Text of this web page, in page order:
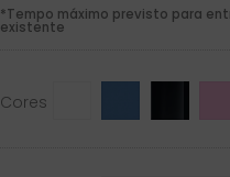
*Tempo máximo previsto para
existente
Cores